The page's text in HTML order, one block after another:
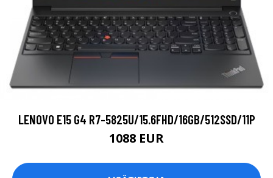
LENOVO E15 G4 R7-5825U/15.6FHD/16GB/512SSD/11P
1088 EUR